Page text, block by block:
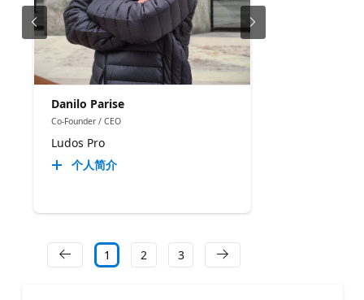
Danilo Parise
Co-Founder / CEO
Ludos Pro
个人简介
1 2 3